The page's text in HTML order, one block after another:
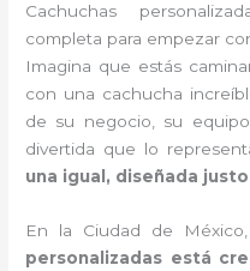
Cachuchas
completa para empezar
Imagina que estás
con una cachucha
de su negocio, su
divertida que lo
una igual, diseñada
En la Ciudad de
personalizadas está